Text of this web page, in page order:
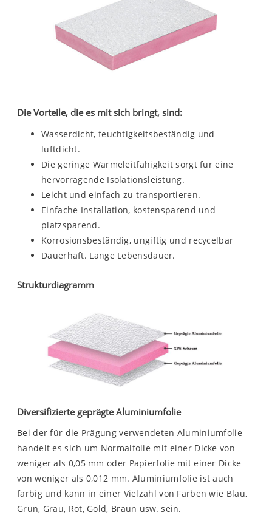
Die Vorteile, die es mit sich bringt, sind:
Wasserdicht, feuchtigkeitsbeständig und
luftdicht.
Die geringe Wärmeleitfähigkeit sorgt für eine
hervorragende Isolationsleistung.
Leicht und einfach zu transportieren.
Einfache Installation, kostensparend und
platzsparend.
Korrosionsbeständig, ungiftig und recycelbar
Dauerhaft. Lange Lebensdauer.
Strukturdiagramm
Diversifizierte geprägte Aluminiumfolie
Bei der für die Prägung verwendeten Aluminiumfolie
handelt es sich um Normalfolie mit einer Dicke von
weniger als 0,05 mm oder Papierfolie mit einer Dicke
von weniger als 0,012 mm. Aluminiumfolie ist auch
farbig und kann in einer Vielzahl von Farben wie Blau,
Grün, Grau, Rot, Gold, Braun usw. sein.